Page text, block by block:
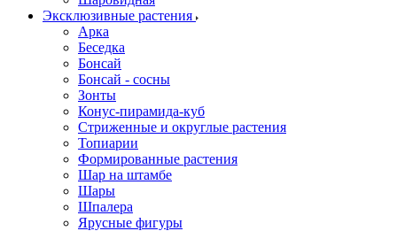
Эксклюзивные растения
Арка
Беседка
Бонсай
Бонсай - сосны
Зонты
Конус-пирамида-куб
Стриженные и округлые растения
Топиарии
Формированные растения
Шар на штамбе
Шары
Шпалера
Ярусные фигуры